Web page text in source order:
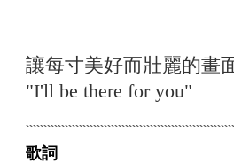
讓每寸美好而壯麗的畫
"I'll be there for you"
歌詞